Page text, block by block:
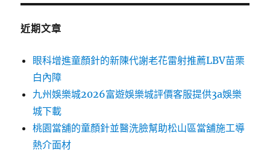
近期文章
眼科增進童顏針的新陳代謝老花雷射推薦LBV苗栗
白內障
九州娛樂城2026富遊娛樂城評價客服提供3a娛樂
城下載
桃園當舖的童顏針並醫洗臉幫助松山區當舖施工導
熱介面材